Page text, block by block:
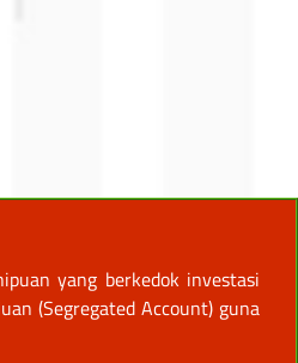
yang berkedok investasi
(Segregated Account) guna